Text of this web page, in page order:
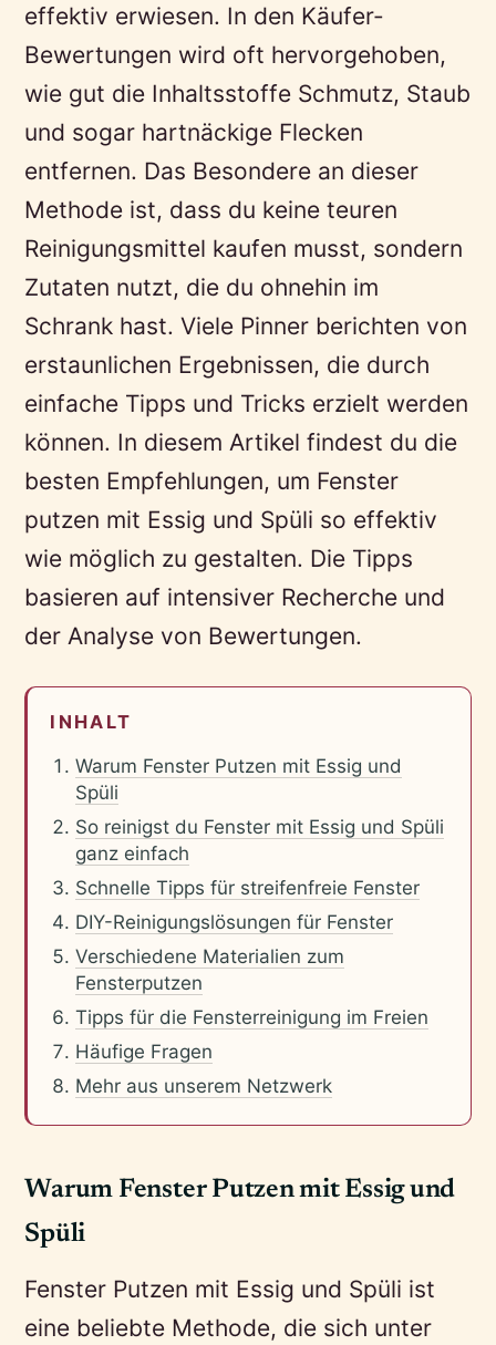
effektiv erwiesen. In den Käufer-
Bewertungen wird oft hervorgehoben,
wie gut die Inhaltsstoffe Schmutz, Staub
und sogar hartnäckige Flecken
entfernen. Das Besondere an dieser
Methode ist, dass du keine teuren
Reinigungsmittel kaufen musst, sondern
Zutaten nutzt, die du ohnehin im
Schrank hast. Viele Pinner berichten von
erstaunlichen Ergebnissen, die durch
einfache Tipps und Tricks erzielt werden
können. In diesem Artikel findest du die
besten Empfehlungen, um Fenster
putzen mit Essig und Spüli so effektiv
wie möglich zu gestalten. Die Tipps
basieren auf intensiver Recherche und
der Analyse von Bewertungen.
INHALT
Warum Fenster Putzen mit Essig und
Spüli
So reinigst du Fenster mit Essig und Spüli
ganz einfach
Schnelle Tipps für streifenfreie Fenster
DIY-Reinigungslösungen für Fenster
Verschiedene Materialien zum
Fensterputzen
Tipps für die Fensterreinigung im Freien
Häufige Fragen
Mehr aus unserem Netzwerk
Warum Fenster Putzen mit Essig und
Spüli
Fenster Putzen mit Essig und Spüli ist
eine beliebte Methode, die sich unter